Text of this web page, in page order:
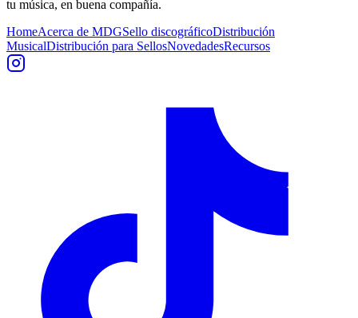
tu música, en buena compañía.
HomeAcerca de MDGSello discográficoDistribución
MusicalDistribución para SellosNovedadesRecursos